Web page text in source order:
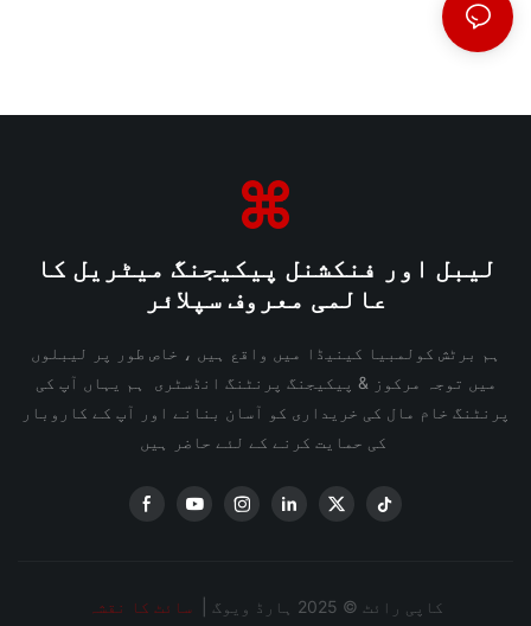
لیبل اور فنکشنل پیکیجنگ میٹریل کا
عالمی معروف سپلائر
ہم برٹش کولمبیا کینیڈا میں واقع ہیں ، خاص طور پر لیبلوں
میں توجہ مرکوز & پیکیجنگ پرنٹنگ انڈسٹری ہم یہاں آپ کی
پرنٹنگ خام مال کی خریداری کو آسان بنانے اور آپ کے کاروبار
کاپی رائٹ © 2025 ہارڈ ویوگ | سائٹ کا نقشہ